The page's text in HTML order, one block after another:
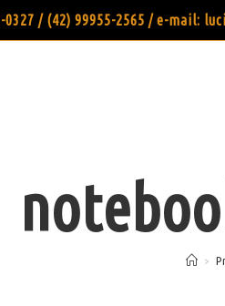
0327 / (42) 99955-2565 / e-mail:
>